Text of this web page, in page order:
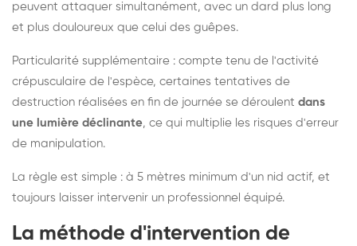
peuvent attaquer simultanément, avec un dard plus long
et plus douloureux que celui des guêpes.
Particularité supplémentaire : compte tenu de l'activité
crépusculaire de l'espèce, certaines tentatives de
destruction réalisées en fin de journée se déroulent dans
une lumière déclinante, ce qui multiplie les risques d'erreur
de manipulation.
La règle est simple : à 5 mètres minimum d'un nid actif, et
toujours laisser intervenir un professionnel équipé.
La méthode d'intervention de